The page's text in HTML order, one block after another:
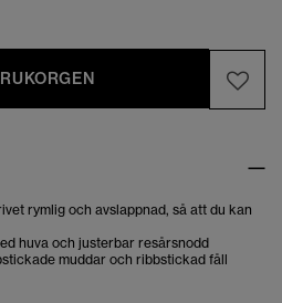
rymlig och avslappnad, så att du kan
huva och justerbar resårsnodd
muddar och ribbstickad fåll